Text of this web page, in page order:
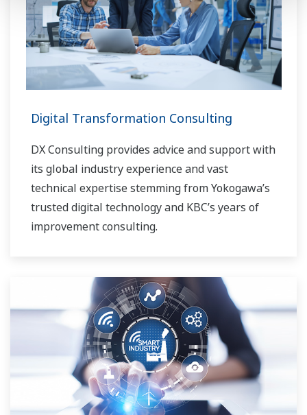
Digital Transformation Consulting
DX Consulting provides advice and support with
its global industry experience and vast
technical expertise stemming from Yokogawa’s
trusted digital technology and KBC’s years of
improvement consulting.